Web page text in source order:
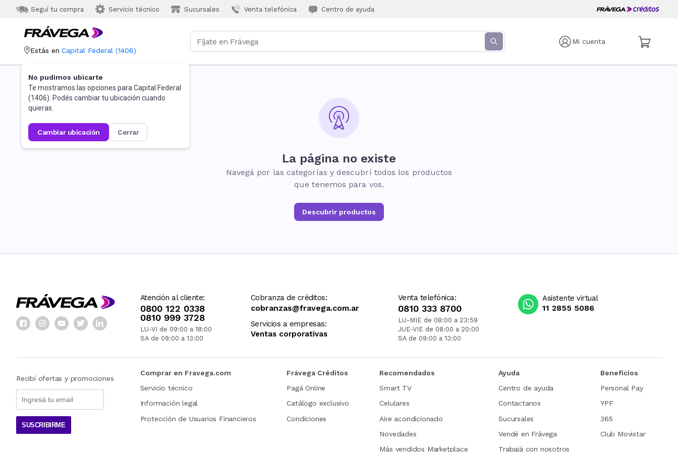
Seguí tu compra Servicio técnico Sucursales Venta telefónica Centro de ayuda
Mi cuenta
Estás en Capital Federal (1406)
No pudimos ubicarte
Te mostramos las opciones para Capital Federal
(1406). Podés cambiar tu ubicación cuando
quieras.
cambiar ubicación cerrar
La página no existe
Navegá por las categorías y descubrí todos los productos
que tenemos para vos.
Descubrir productos
Atención al cliente:
0800 122 0338
0810 999 3728
LU-VI de 09:00 a 18:00
SA de 09:00 a 13:00
Cobranza de créditos:
cobranzas@fravega.com.ar
Servicios a empresas:
Ventas corporativas
Venta telefónica:
0810 333 8700
LU-MIE de 08:00 a 23:59
JUE-VIE de 08:00 a 20:00
SA de 09:00 a 13:00
Asistente virtual
11 2855 5086
Recibí ofertas y promociones
SUSCRIBIRME
Comprar en Fravega.com
Servicio técnico
Información legal
Protección de Usuarios Financieros
Frávega Créditos
Pagá Online
Catálogo exclusivo
Condiciones
Recomendados
Smart TV
Celulares
Aire acondicionado
Novedades
Más vendidos Marketplace
Ayuda
Centro de ayuda
Contactanos
Sucursales
Vendé en Frávega
Trabajá con nosotros
Beneficios
Personal Pay
YPF
365
Club Movistar